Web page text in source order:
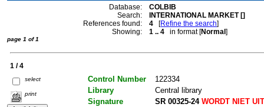
Database:
COLBIB
Search:
INTERNATIONAL MARKET []
References found:
4 [Refine the search]
Showing:
1 .. 4 in format [Normal]
page 1 of 1
1 / 4
select
print
Control Number
122334
Library
Central library
Signature
SR 00325-24WORDT NIET